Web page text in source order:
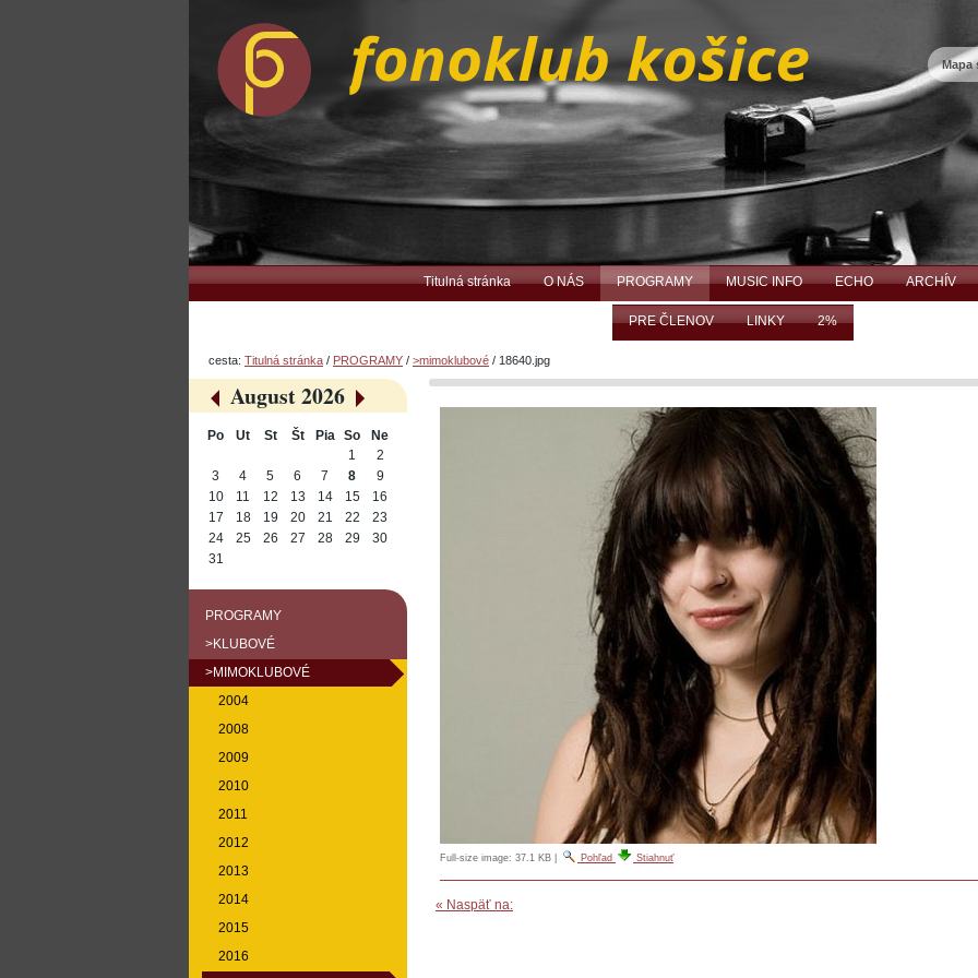
obsah.
navigáciu
Mapa
Titulná stránka O NÁS PROGRAMY MUSIC INFO ECHO ARCHÍV
PRE ČLENOV LINKY 2%
cesta: Titulná stránka / PROGRAMY / >mimoklubové / 18640.jpg
Full-size image: 37.1 KB Pohľad Stiahnuť
« Naspäť na:
«
August 2026
»
Po Ut St Št Pia So
Ne
1
2
3
4 5 6 7 8
9
10
11 12 13 14 15
16
17
18 19 20 21 22
23
24
25 26 27 28 29
30
31
PROGRAMY
>KLUBOVÉ
>MIMOKLUBOVÉ
2004
2008
2009
2010
2011
2012
2013
2014
2015
2016